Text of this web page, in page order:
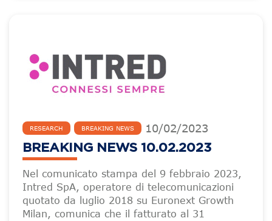
RESEARCH BREAKING NEWS 10/02/2023
BREAKING NEWS 10.02.2023
Nel comunicato stampa del 9 febbraio 2023,
Intred SpA, operatore di telecomunicazioni
quotato da luglio 2018 su Euronext Growth
Milan, comunica che il fatturato al 31